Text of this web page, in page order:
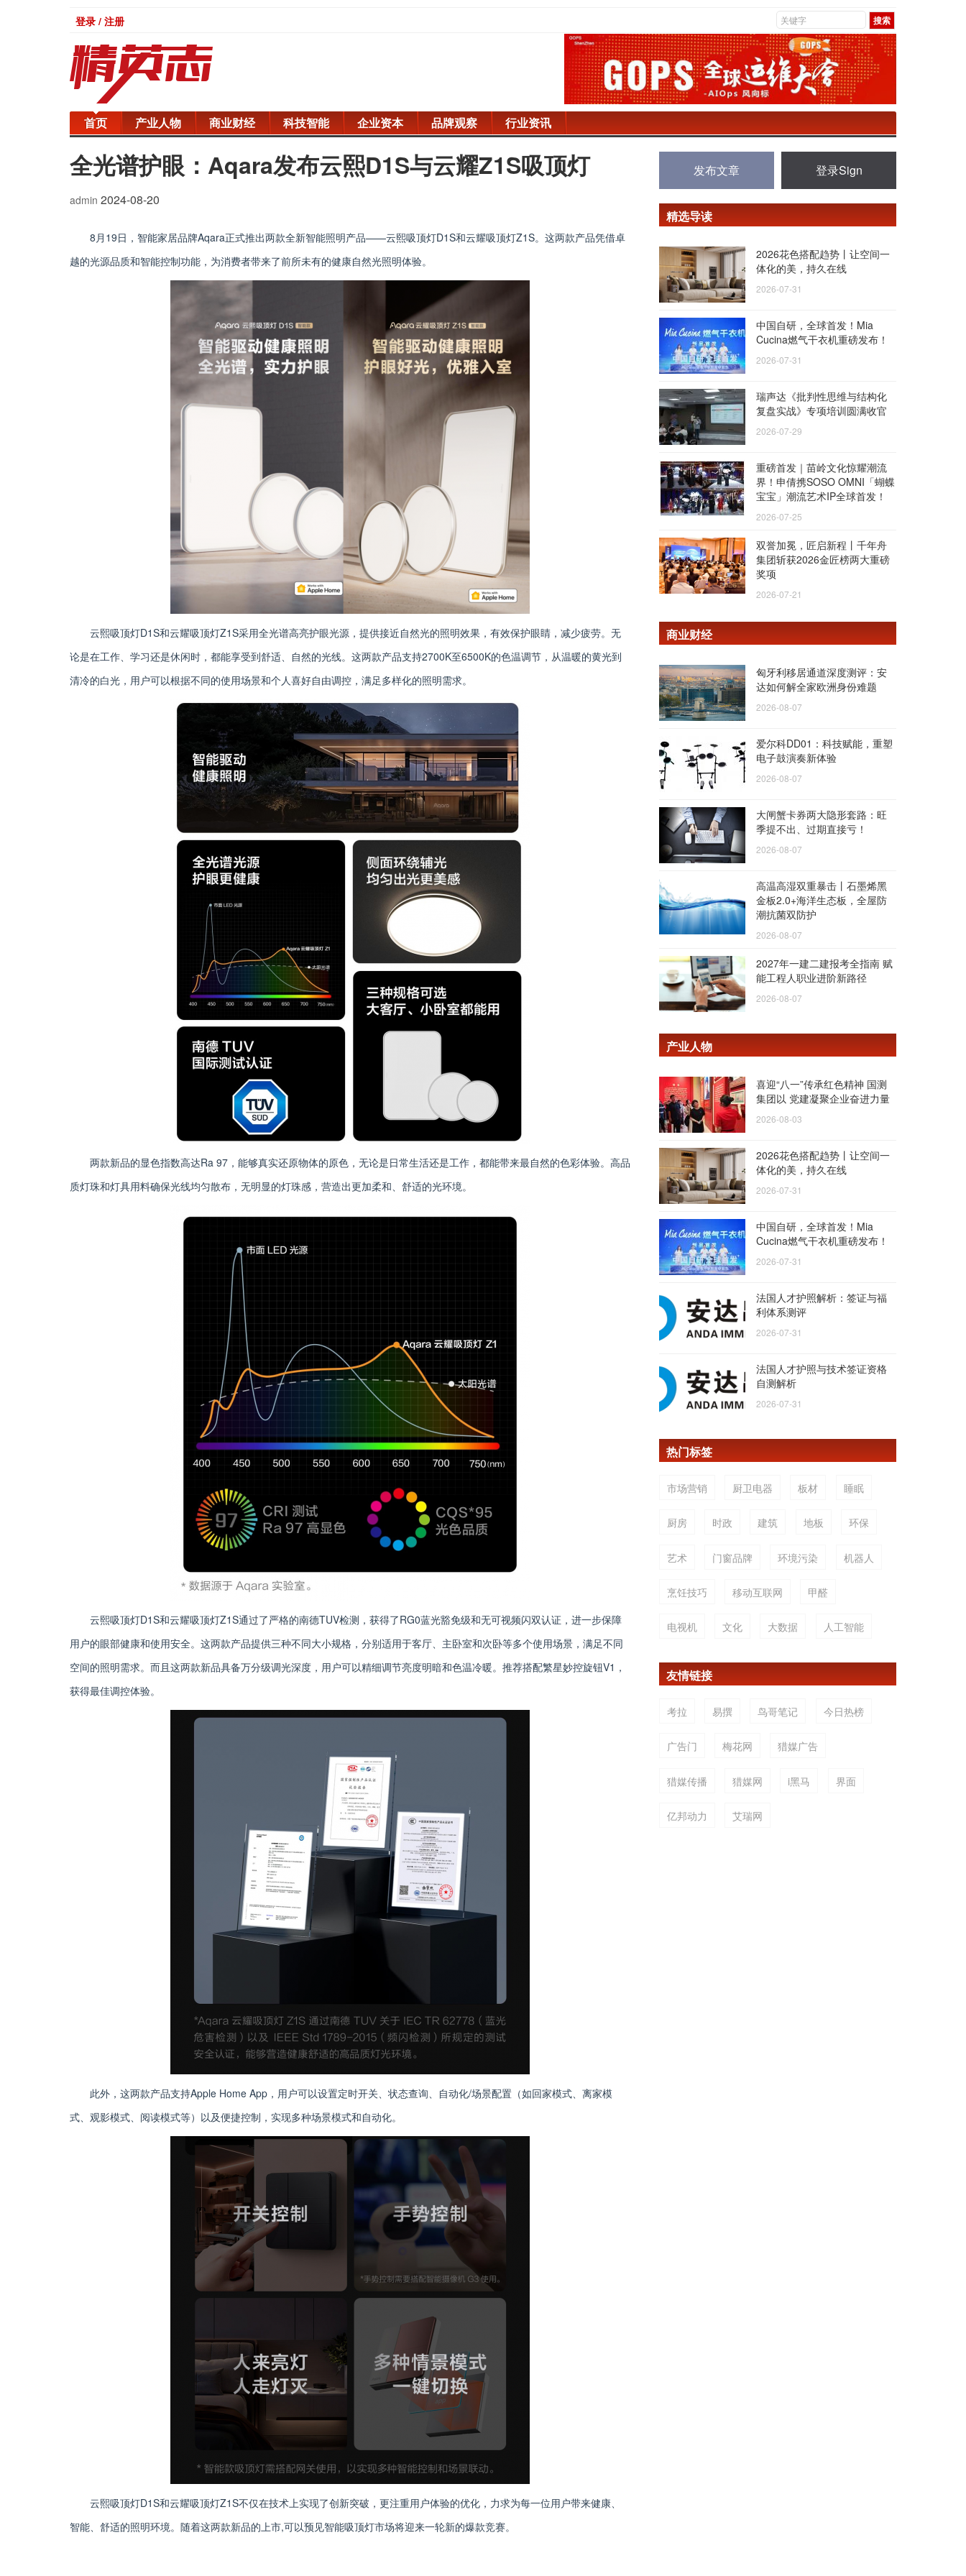
登录 / 注册
首页 产业人物 商业财经 科技智能 企业资本 品牌观察 行业资讯
全光谱护眼：Aqara发布云熙D1S与云耀Z1S吸顶灯
admin 2024-08-20
8月19日，智能家居品牌Aqara正式推出两款全新智能照明产品——云熙吸顶灯D1S和云耀吸顶灯Z1S。这两款产品凭借卓
越的光源品质和智能控制功能，为消费者带来了前所未有的健康自然光照明体验。
云熙吸顶灯D1S和云耀吸顶灯Z1S采用全光谱高亮护眼光源，提供接近自然光的照明效果，有效保护眼睛，减少疲劳。无
论是在工作、学习还是休闲时，都能享受到舒适、自然的光线。这两款产品支持2700K至6500K的色温调节，从温暖的黄光到
清冷的白光，用户可以根据不同的使用场景和个人喜好自由调控，满足多样化的照明需求。
两款新品的显色指数高达Ra 97，能够真实还原物体的原色，无论是日常生活还是工作，都能带来最自然的色彩体验。高品
质灯珠和灯具用料确保光线均匀散布，无明显的灯珠感，营造出更加柔和、舒适的光环境。
云熙吸顶灯D1S和云耀吸顶灯Z1S通过了严格的南德TUV检测，获得了RG0蓝光豁免级和无可视频闪双认证，进一步保障
用户的眼部健康和使用安全。这两款产品提供三种不同大小规格，分别适用于客厅、主卧室和次卧等多个使用场景，满足不同
空间的照明需求。而且这两款新品具备万分级调光深度，用户可以精细调节亮度明暗和色温冷暖。推荐搭配繁星妙控旋钮V1，
获得最佳调控体验。
此外，这两款产品支持Apple Home App，用户可以设置定时开关、状态查询、自动化/场景配置（如回家模式、离家模
式、观影模式、阅读模式等）以及便捷控制，实现多种场景模式和自动化。
云熙吸顶灯D1S和云耀吸顶灯Z1S不仅在技术上实现了创新突破，更注重用户体验的优化，力求为每一位用户带来健康、
智能、舒适的照明环境。随着这两款新品的上市,可以预见智能吸顶灯市场将迎来一轮新的爆款竞赛。
发布文章 登录Sign
精选导读
2026花色搭配趋势丨让空间一
体化的美，持久在线
2026-07-31
中国自研，全球首发！Mia
Cucina燃气干衣机重磅发布！
2026-07-31
瑞声达《批判性思维与结构化
复盘实战》专项培训圆满收官
2026-07-29
重磅首发｜苗岭文化惊耀潮流
界！申倩携SOSO OMNI「蝴蝶
宝宝」潮流艺术IP全球首发！
2026-07-25
双誉加冕，匠启新程丨千年舟
集团斩获2026金匠榜两大重磅
奖项
2026-07-21
商业财经
匈牙利移居通道深度测评：安
达如何解全家欧洲身份难题
2026-08-07
爱尔科DD01：科技赋能，重塑
电子鼓演奏新体验
2026-08-07
大闸蟹卡券两大隐形套路：旺
季提不出、过期直接亏！
2026-08-07
高温高湿双重暴击丨石墨烯黑
金板2.0+海洋生态板，全屋防
潮抗菌双防护
2026-08-07
2027年一建二建报考全指南 赋
能工程人职业进阶新路径
2026-08-07
产业人物
喜迎“八一”传承红色精神 国测
集团以 党建凝聚企业奋进力量
2026-08-03
2026花色搭配趋势丨让空间一
体化的美，持久在线
2026-07-31
中国自研，全球首发！Mia
Cucina燃气干衣机重磅发布！
2026-07-31
法国人才护照解析：签证与福
利体系测评
2026-07-31
法国人才护照与技术签证资格
自测解析
2026-07-31
热门标签
市场营销 厨卫电器 板材 睡眠
厨房 时政 建筑 地板 环保
艺术 门窗品牌 环境污染 机器人
烹饪技巧 移动互联网 甲醛
电视机 文化 大数据 人工智能
友情链接
考拉 易撰 鸟哥笔记 今日热榜
广告门 梅花网 猎媒广告
猎媒传播 猎媒网 i黑马 界面
亿邦动力 艾瑞网